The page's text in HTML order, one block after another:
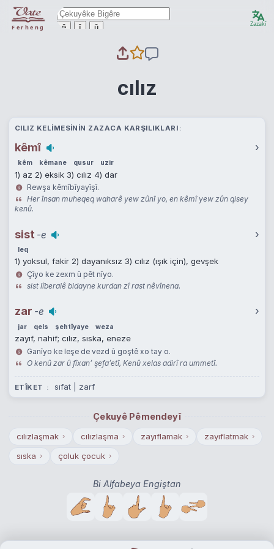
Ferheng ê î û Zazakî
cılız
CILIZ KELIMESININ ZAZACA KARŞILIKLARI
kêmî ›
kêm kêmane qusur uzir
1) az 2) eksik 3) cılız 4) dar
Rewşa kêmîbîyayîşî.
Her însan muheqeq waharê yew zûnî yo, en kêmî yew zûn qisey
kenû.
sist -e ›
leq
1) yoksul, fakir 2) dayanıksız 3) cılız (ışık için), gevşek
Çîyo ke zexm û pêt nîyo.
sist lîberalê bidayne kurdan zî rast nêvînena.
zar -e ›
jar qels şehtîyaye weza
zayıf, nahif; cılız, sıska, eneze
Ganîyo ke leşe de vezd û goştê xo tay o.
O kenû zar û fîxan’ şefa’etî, Kenû xelas adirî ra ummetî.
ETÎKET sıfat | zarf
Çekuyê Pêmendeyî
cılızlaşmak › cılızlaşma › zayıflamak › zayıflatmak ›
sıska › çoluk çocuk ›
Bi Alfabeya Engiştan